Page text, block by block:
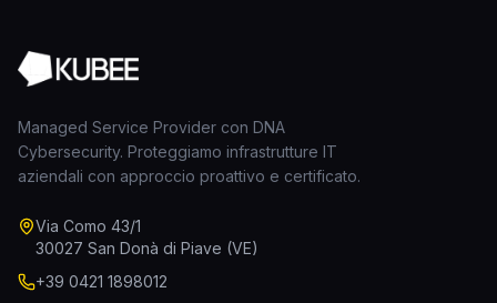
Managed Service Provider con DNA
Cybersecurity. Proteggiamo infrastrutture IT
aziendali con approccio proattivo e certificato.
Via Como 43/1
30027 San Donà di Piave (VE)
+39 0421 1898012